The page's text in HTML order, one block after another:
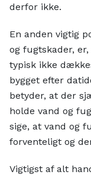
derfor ikke.
En anden vigtig
og fugtskader,
typisk ikke
bygget efter
betyder, at der
holde vand og
sige, at vand og
forventeligt og
Vigtigst af alt